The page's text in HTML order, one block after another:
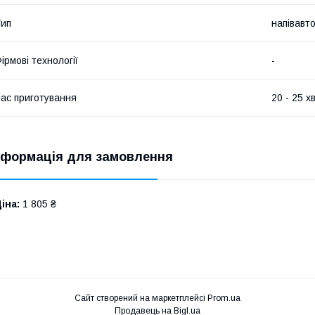
технології -
приготування 20 - 25 хв
для замовлення
1 805 ₴
Сайт створений на маркетплейсі Prom.ua
Продавець на Bigl.ua